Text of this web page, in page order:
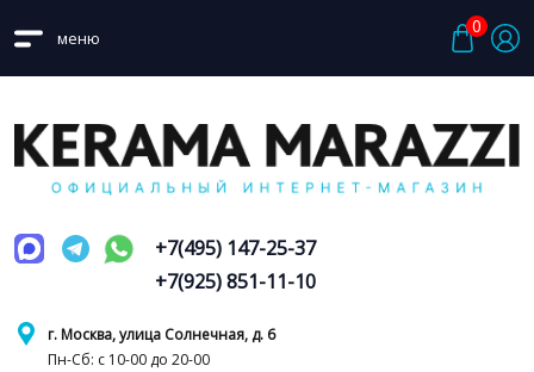
меню
0
г. Москва, улица Солнечная, д. 6
Пн-Сб: с 10-00 до 20-00
+7(495) 147-25-37
+7(925) 851-11-10